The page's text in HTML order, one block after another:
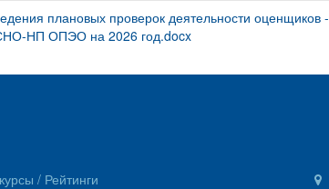
плановых проверок деятельности оценщиков -
НП ОПЭО на 2026 год.docx
/ Рейтинги